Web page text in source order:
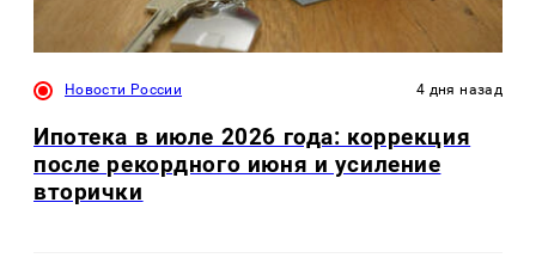
Новости России 4 дня назад
Ипотека в июле 2026 года: коррекция
после рекордного июня и усиление
вторички